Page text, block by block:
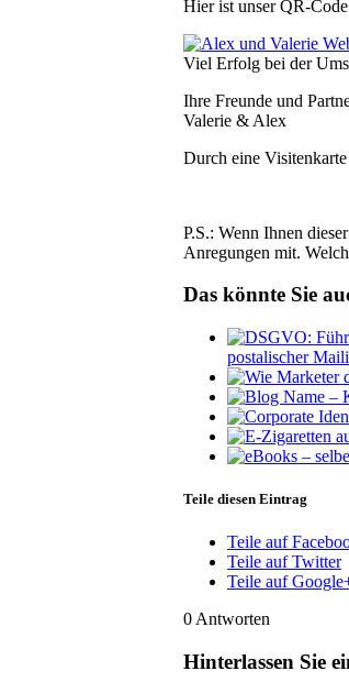
Hier ist unser QR-
Viel Erfolg bei der
Ihre Freunde und
Valerie & Alex
Durch eine
P.S.: Wenn Ihnen
Anregungen mit.
Das könnte Sie
postalischer
Teile diesen Eintrag
Teile auf
Teile auf Twitter
Teile auf
0Antworten
Hinterlassen Sie